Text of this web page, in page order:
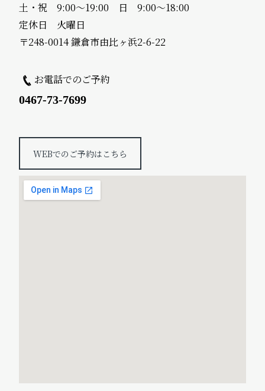
土・祝 9:00〜19:00 日 9:00〜18:00
定休日 火曜日
〒248-0014 鎌倉市由比ヶ浜2-6-22
お電話でのご予約
0467-73-7699
WEBでのご予約はこちら